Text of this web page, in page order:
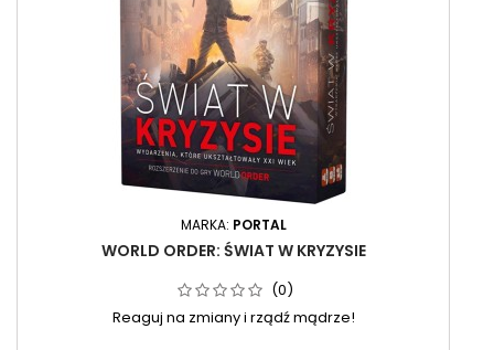
MARKA: PORTAL
WORLD ORDER: ŚWIAT W KRYZYSIE
(0)
Reaguj na zmiany i rządź mądrze!